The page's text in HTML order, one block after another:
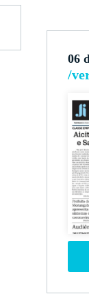
06
/